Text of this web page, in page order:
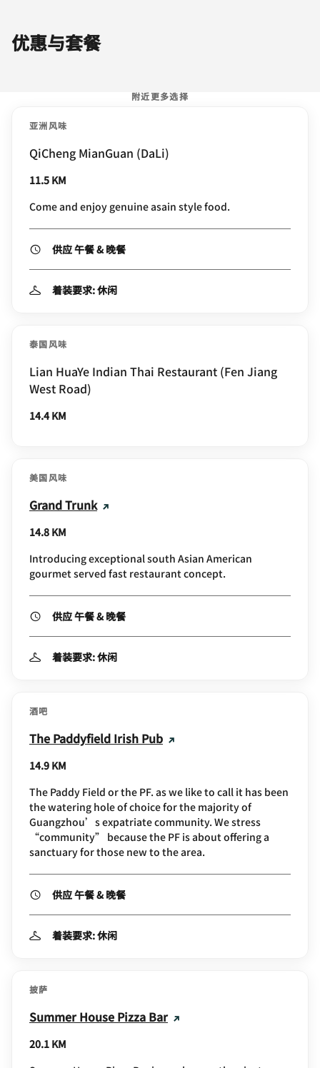
优惠与套餐
附近更多选择
亚洲风味
QiCheng MianGuan (DaLi)
11.5 KM
Come and enjoy genuine asain style food.
供应 午餐 & 晚餐
着装要求: 休闲
泰国风味
Lian HuaYe Indian Thai Restaurant (Fen Jiang
West Road)
14.4 KM
美国风味
Grand Trunk
14.8 KM
Introducing exceptional south Asian American
gourmet served fast restaurant concept.
供应 午餐 & 晚餐
着装要求: 休闲
酒吧
The Paddyfield Irish Pub
14.9 KM
The Paddy Field or the PF. as we like to call it has been
the watering hole of choice for the majority of
Guangzhou’s expatriate community. We stress
“community” because the PF is about offering a
sanctuary for those new to the area.
供应 午餐 & 晚餐
着装要求: 休闲
披萨
Summer House Pizza Bar
20.1 KM